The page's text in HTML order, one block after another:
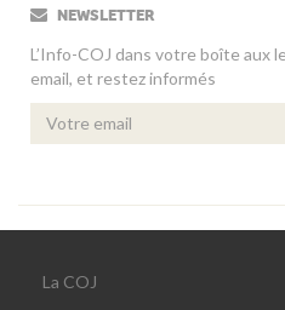
NEWSLETTER
L’Info-COJ dans votre boîte aux
email, et restez informés
La COJ